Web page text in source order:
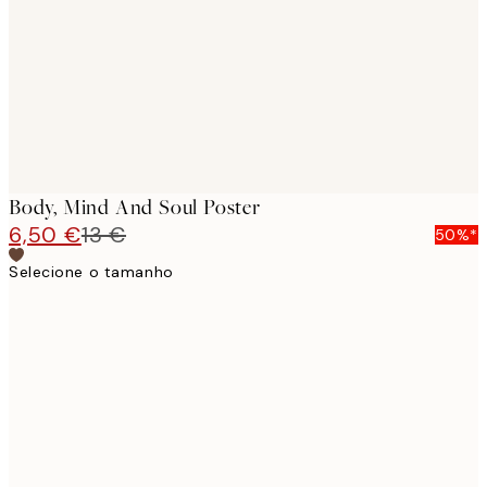
Body, Mind And Soul Poster
6,50 €13 €
50%*
Selecione o tamanho